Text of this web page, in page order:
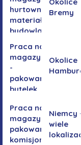
hurtownia
materiałów
budowlanych
Bremy
Praca na
magazynie
-
pakowanie
butelek
Okolice
Praca na
magazynie /
pakowanie /
komisjonowanie
Niemcy -
wiele